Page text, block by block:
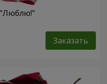
Заказать